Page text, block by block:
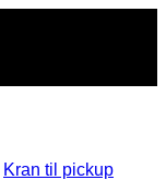
Kran til pickup